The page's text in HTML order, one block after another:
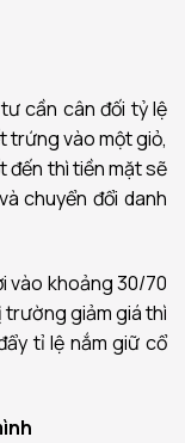
cần cân đối tỷ lệ
trứng vào một giỏ,
đến thì tiền mặt sẽ
chuyển đổi danh
vào khoảng 30/70
trường giảm giá thì
tỉ lệ nắm giữ cổ